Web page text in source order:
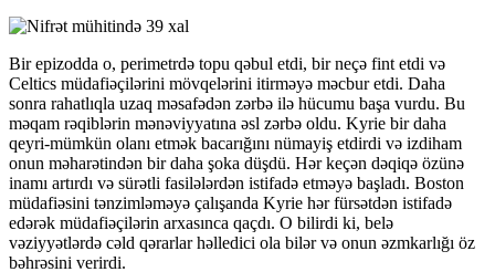
Bir epizodda o, perimetrdə topu qəbul etdi, bir neçə fint etdi və
Celtics müdafiəçilərini mövqelərini itirməyə məcbur etdi. Daha
sonra rahatlıqla uzaq məsafədən zərbə ilə hücumu başa vurdu. Bu
məqam rəqiblərin mənəviyyatına əsl zərbə oldu. Kyrie bir daha
qeyri-mümkün olanı etmək bacarığını nümayiş etdirdi və izdiham
onun məharətindən bir daha şoka düşdü. Hər keçən dəqiqə özünə
inamı artırdı və sürətli fasilələrdən istifadə etməyə başladı. Boston
müdafiəsini tənzimləməyə çalışanda Kyrie hər fürsətdən istifadə
edərək müdafiəçilərin arxasınca qaçdı. O bilirdi ki, belə
vəziyyətlərdə cəld qərarlar həlledici ola bilər və onun əzmkarlığı öz
bəhrəsini verirdi.